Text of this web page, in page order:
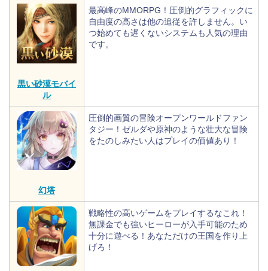
黒い砂漠モバイ
ル
最高峰のMMORPG！圧倒的グラフィックに
自由度の高さは他の追従を許しません。い
つ始めても遅くないシステムも人気の理由
です。
幻塔
圧倒的画質の冒険オープンワールドファン
タジー！ゼルダや原神のような壮大な冒険
をたのしみたい人はプレイの価値あり！
戦略性の高いゲームをプレイするなこれ！
無課金でも強いヒーローが入手可能のため
十分に遊べる！あなただけの王国を作り上
げろ！